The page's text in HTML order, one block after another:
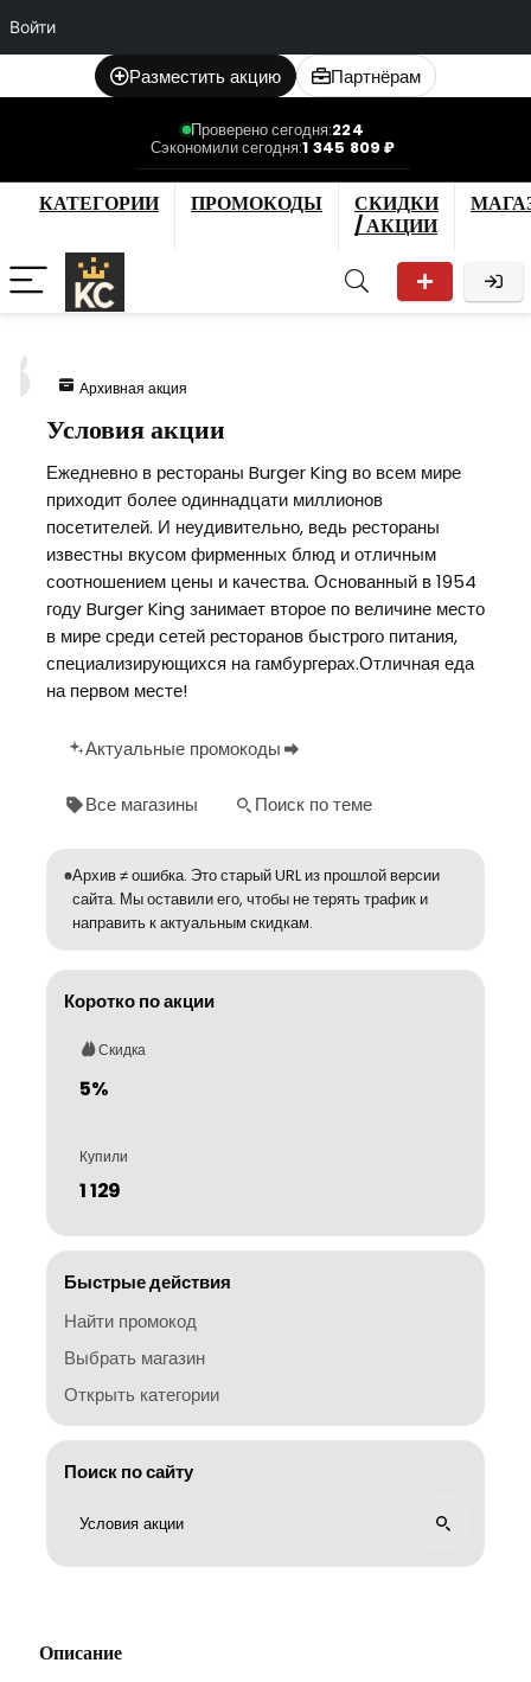
Войти
Разместить акцию Партнёрам
Проверено сегодня:224
Сэкономили сегодня:1 345 809 ₽
КАТЕГОРИИ ПРОМОКОДЫ
СКИДКИ
/ АКЦИИ
Архивная акция
Условия акции
Ежедневно в рестораны Burger King во всем мире
приходит более одиннадцати миллионов
посетителей. И неудивительно, ведь рестораны
известны вкусом фирменных блюд и отличным
соотношением цены и качества. Основанный в 1954
году Burger King занимает второе по величине место
в мире среди сетей ресторанов быстрого питания,
специализирующихся на гамбургерах.Отличная еда
на первом месте!
Актуальные промокоды
Все магазины Поиск по теме
Архив ≠ ошибка. Это старый URL из прошлой версии
сайта. Мы оставили его, чтобы не терять трафик и
направить к актуальным скидкам.
Коротко по акции
Скидка
5%
Купили
1 129
Быстрые действия
Найти промокод
Выбрать магазин
Открыть категории
Поиск по сайту
Описание